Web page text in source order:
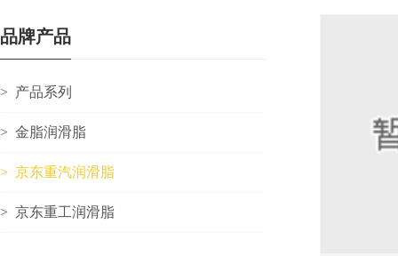
品牌产品
> 产品系列
> 金脂润滑脂
> 京东重汽润滑脂
> 京东重工润滑脂